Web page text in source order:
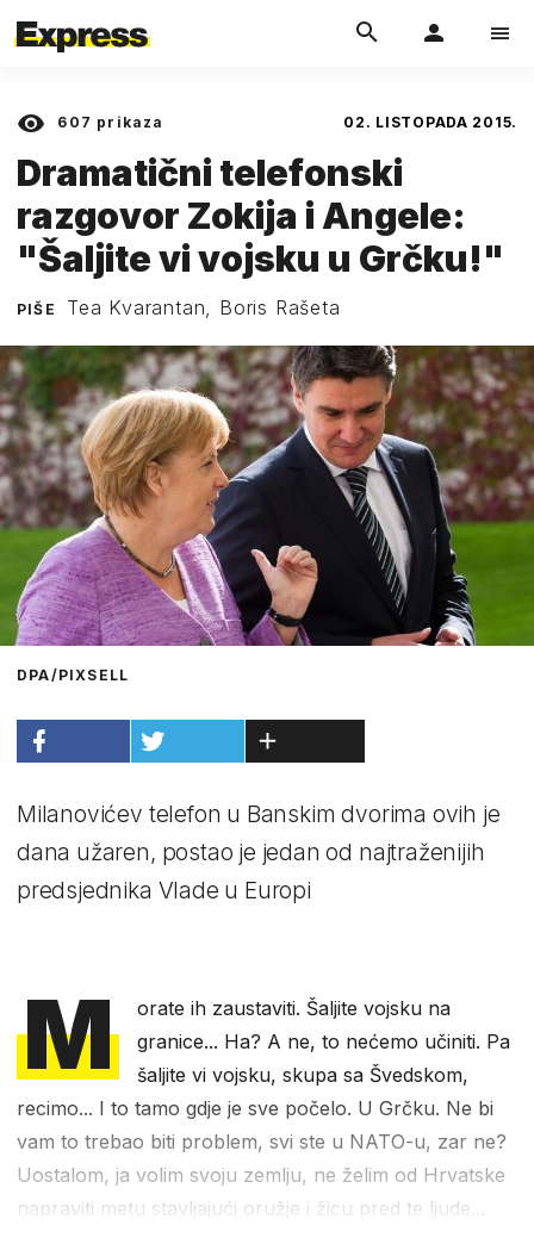
607 prikaza 02. LISTOPADA 2015.
Dramatični telefonski
razgovor Zokija i Angele:
"Šaljite vi vojsku u Grčku!"
PIŠE Tea Kvarantan, Boris Rašeta
DPA/PIXSELL
Milanovićev telefon u Banskim dvorima ovih je
dana užaren, postao je jedan od najtraženijih
predsjednika Vlade u Europi
M
orate ih zaustaviti. Šaljite vojsku na
granice... Ha? A ne, to nećemo učiniti. Pa
šaljite vi vojsku, skupa sa Švedskom,
recimo... I to tamo gdje je sve počelo. U Grčku. Ne bi
vam to trebao biti problem, svi ste u NATO-u, zar ne?
Uostalom, ja volim svoju zemlju, ne želim od Hrvatske
napraviti metu stavljajući oružje i žicu pred te ljude...